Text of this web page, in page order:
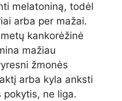
melatoniną, todėl
arba per mažai.
kankorėžinė
mažiau
žmonės
arba kyla anksti
pokytis, ne liga.